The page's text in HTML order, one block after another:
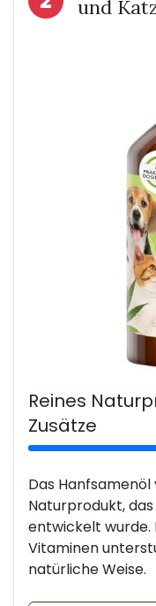
und
Reines
Zusätze
Das
Naturprodukt,
entwickelt
Vitaminen
natürliche Weise.